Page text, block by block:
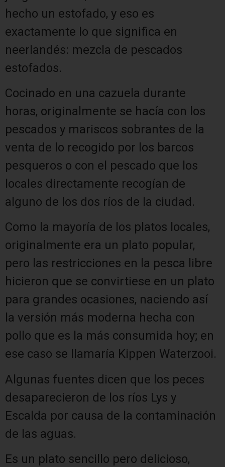
hecho un estofado, y eso es
exactamente lo que significa en
neerlandés: mezcla de pescados
estofados.
Cocinado en una cazuela durante
horas, originalmente se hacía con los
pescados y mariscos sobrantes de la
venta de lo recogido por los barcos
pesqueros o con el pescado que los
locales directamente recogían de
alguno de los dos ríos de la ciudad.
Como la mayoría de los platos locales,
originalmente era un plato popular,
pero las restricciones en la pesca libre
hicieron que se convirtiese en un plato
para grandes ocasiones, naciendo así
la versión más moderna hecha con
pollo que es la más consumida hoy; en
ese caso se llamaría Kippen Waterzooi.
Algunas fuentes dicen que los peces
desaparecieron de los ríos Lys y
Escalda por causa de la contaminación
de las aguas.
Es un plato sencillo pero delicioso,